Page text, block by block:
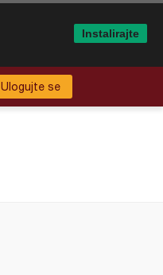
Ulogujte se
Instalirajte